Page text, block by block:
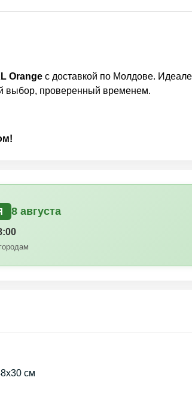
Orange с доставкой по Молдове.
выбор, проверенный временем.
8 августа
см